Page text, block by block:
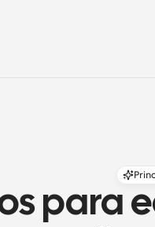
para